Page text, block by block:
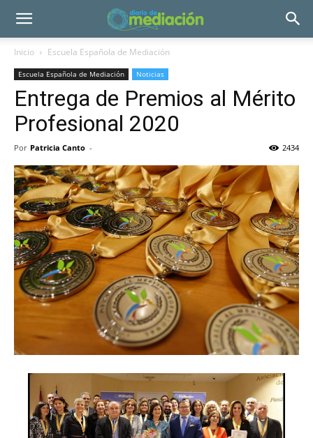
Inicio Escuela Española de Mediación
Escuela Española de Mediación Noticias
Entrega de Premios al Mérito
Profesional 2020
Por Patricia Canto - 2434